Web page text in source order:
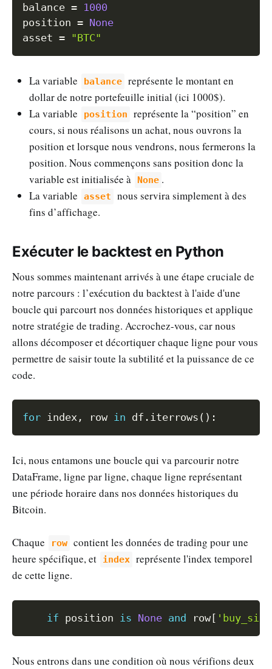
balance = 1000
position = None
asset = "BTC"
La variable balance représente le montant en
dollar de notre portefeuille initial (ici 1000$).
La variable
position
représente la “position” en
cours, si nous réalisons un achat, nous ouvrons la
position et lorsque nous vendrons, nous fermerons la
position. Nous commençons sans position donc la
variable est initialisée à None .
La variable
asset
nous servira simplement à des
fins d’affichage.
Exécuter le backtest en Python
Nous sommes maintenant arrivés à une étape cruciale de
notre parcours : l’exécution du backtest à l'aide d'une
boucle qui parcourt nos données historiques et applique
notre stratégie de trading. Accrochez-vous, car nous
allons décomposer et décortiquer chaque ligne pour vous
permettre de saisir toute la subtilité et la puissance de ce
code.
for index , row in df . iterrows ( ) :
Ici, nous entamons une boucle qui va parcourir notre
DataFrame, ligne par ligne, chaque ligne représentant
une période horaire dans nos données historiques du
Bitcoin.
Chaque row contient les données de trading pour une
heure spécifique, et
index représente l'index temporel
de cette ligne.
if position is None and row[
Nous entrons dans une condition où nous vérifions deux